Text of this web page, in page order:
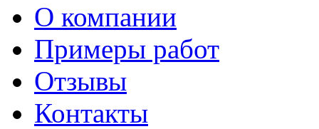
О компании
Примеры работ
Отзывы
Контакты